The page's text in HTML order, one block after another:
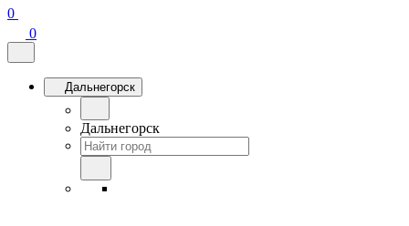
0
0
Дальнегорск
Дальнегорск